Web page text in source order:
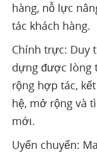
hàng, nỗ lực
tác khách hàng.
Chính trực: Duy
dựng được lòng
rộng hợp tác,
hệ, mở rộng và
mới.
Uyển chuyển: